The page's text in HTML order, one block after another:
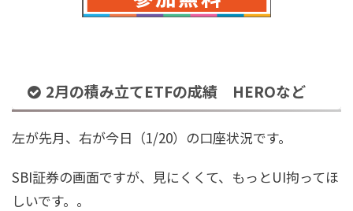
2月の積み立てETFの成績 HEROなど
左が先月、右が今日（1/20）の口座状況です。
SBI証券の画面ですが、見にくくて、もっとUI拘ってほ
しいです。。